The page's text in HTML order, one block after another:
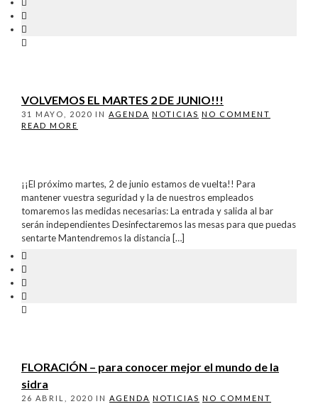
VOLVEMOS EL MARTES 2 DE JUNIO!!!
31 MAYO, 2020 IN AGENDA NOTICIAS NO COMMENT
READ MORE
¡¡El próximo martes, 2 de junio estamos de vuelta!! Para
mantener vuestra seguridad y la de nuestros empleados
tomaremos las medidas necesarias: La entrada y salida al bar
serán independientes Desinfectaremos las mesas para que puedas
sentarte Mantendremos la distancia […]
FLORACIÓN – para conocer mejor el mundo de la
sidra
26 ABRIL, 2020 IN AGENDA NOTICIAS NO COMMENT